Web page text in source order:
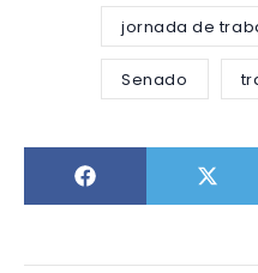
jornada de
Senado